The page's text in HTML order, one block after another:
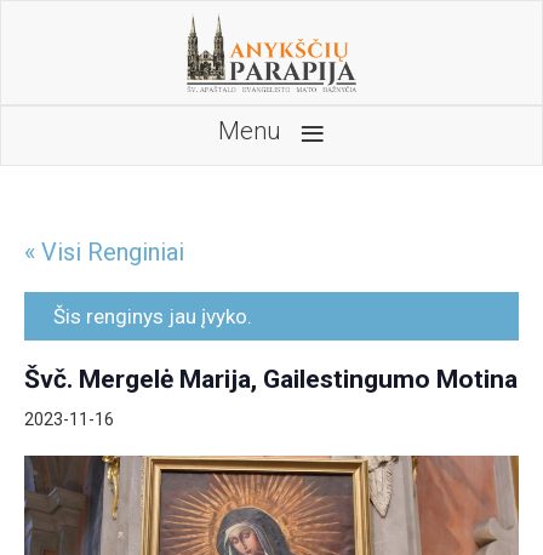
Menu ≡
« Visi Renginiai
Šis renginys jau įvyko.
Švč. Mergelė Marija, Gailestingumo Motina
2023-11-16